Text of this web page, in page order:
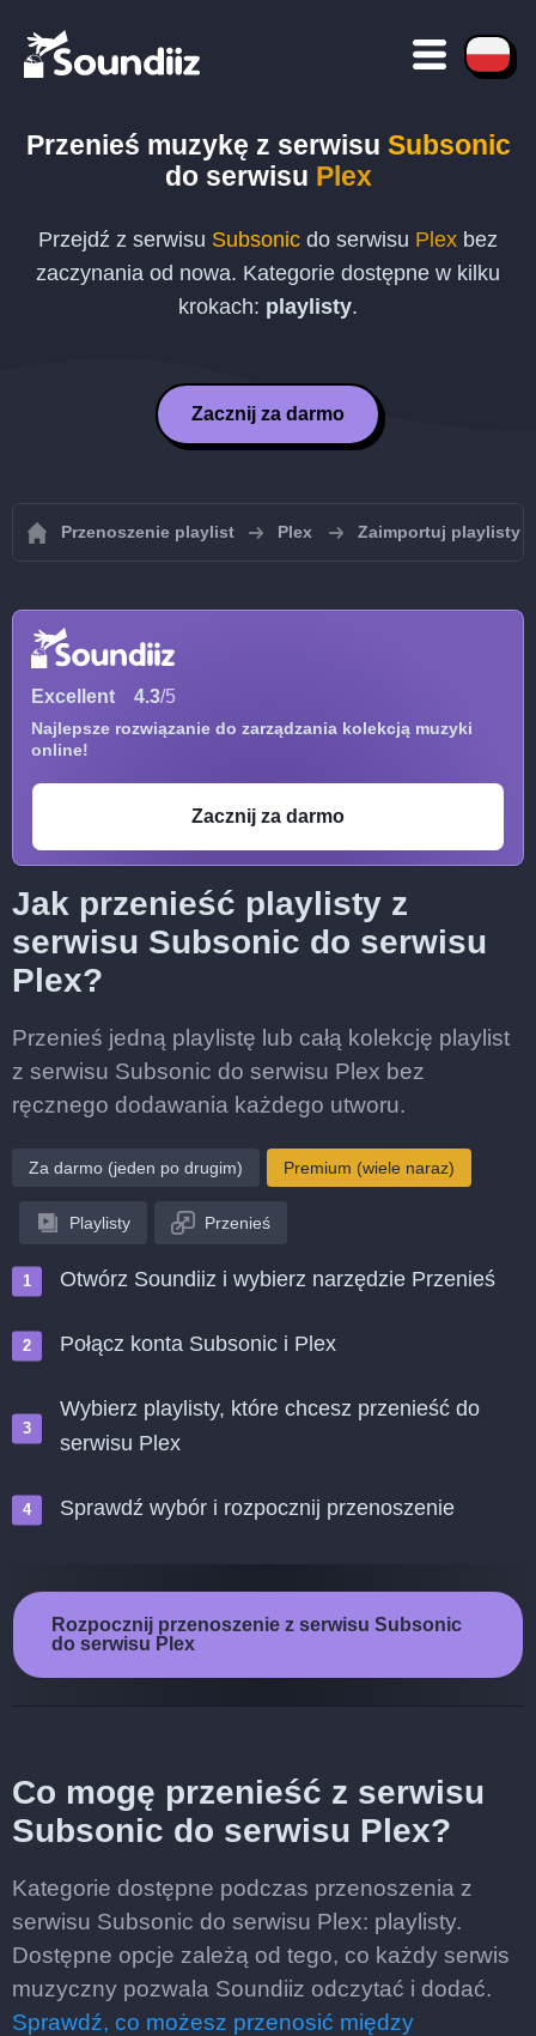
Przenieś muzykę z serwisu Subsonic
do serwisu Plex
Przejdź z serwisu Subsonic do serwisu Plex bez
zaczynania od nowa. Kategorie dostępne w kilku
krokach: playlisty.
Zacznij za darmo
Przenoszenie playlist Plex Zaimportuj playlisty
Excellent 4.3/5
Najlepsze rozwiązanie do zarządzania kolekcją muzyki
online!
Zacznij za darmo
Jak przenieść playlisty z
serwisu Subsonic do serwisu
Plex?
Przenieś jedną playlistę lub całą kolekcję playlist
z serwisu Subsonic do serwisu Plex bez
ręcznego dodawania każdego utworu.
Za darmo (jeden po drugim) Premium (wiele naraz)
Playlisty Przenieś
Otwórz Soundiiz i wybierz narzędzie Przenieś
Połącz konta Subsonic i Plex
Wybierz playlisty, które chcesz przenieść do
serwisu Plex
Sprawdź wybór i rozpocznij przenoszenie
Rozpocznij przenoszenie z serwisu Subsonic
do serwisu Plex
Co mogę przenieść z serwisu
Subsonic do serwisu Plex?
Kategorie dostępne podczas przenoszenia z
serwisu Subsonic do serwisu Plex: playlisty.
Dostępne opcje zależą od tego, co każdy serwis
muzyczny pozwala Soundiiz odczytać i dodać.
Sprawdź, co możesz przenosić między